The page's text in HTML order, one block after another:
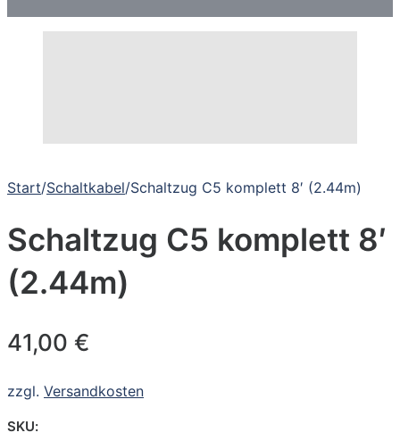
Start/Schaltkabel/Schaltzug C5 komplett 8′ (2.44m)
Schaltzug C5 komplett 8′
(2.44m)
41,00 €
zzgl. Versandkosten
SKU: